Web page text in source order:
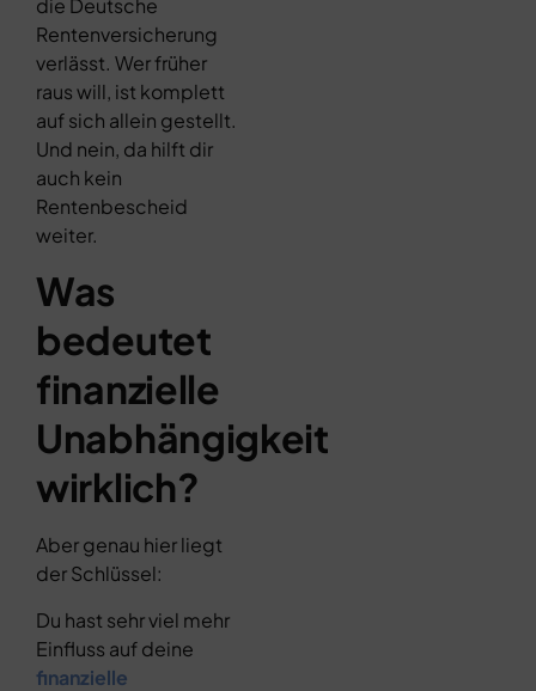
die Deutsche
Rentenversicherung
verlässt. Wer früher
raus will, ist komplett
auf sich allein gestellt.
Und nein, da hilft dir
auch kein
Rentenbescheid
weiter.
Was
bedeutet
finanzielle
Unabhängigkeit
wirklich?
Aber genau hier liegt
der Schlüssel:
Du hast sehr viel mehr
Einfluss auf deine
finanzielle